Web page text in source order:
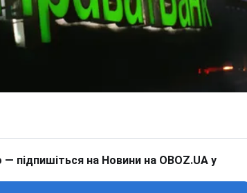
підпишіться на Новини на OBOZ.UA у